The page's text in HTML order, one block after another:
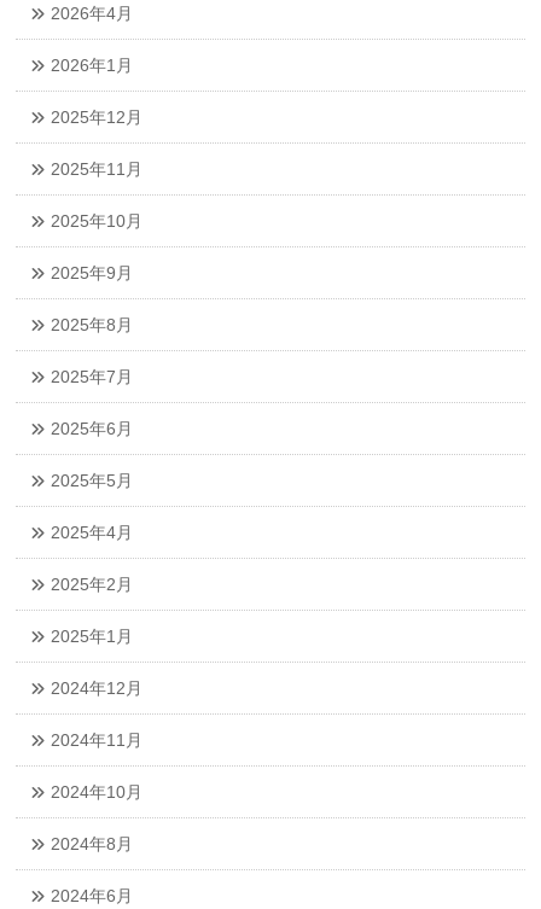
2026年4月
2026年1月
2025年12月
2025年11月
2025年10月
2025年9月
2025年8月
2025年7月
2025年6月
2025年5月
2025年4月
2025年2月
2025年1月
2024年12月
2024年11月
2024年10月
2024年8月
2024年6月